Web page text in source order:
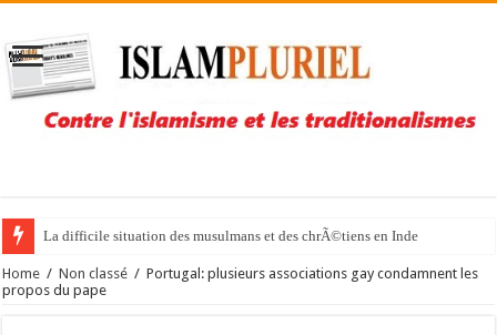
La difficile situation des musulmans et des chrÃ©tiens en Inde
Home / Non classé / Portugal: plusieurs associations gay condamnent les
propos du pape